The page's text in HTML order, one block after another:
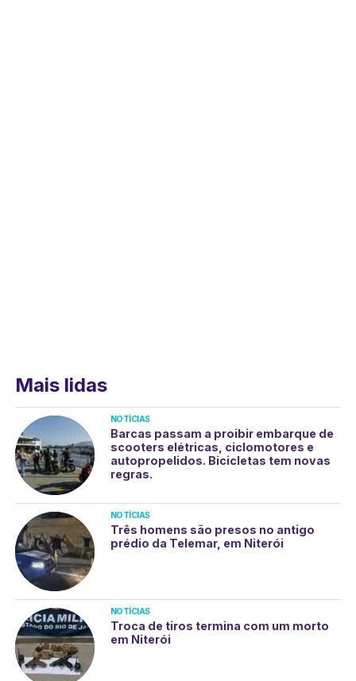
Mais lidas
NOTÍCIAS
Barcas passam a proibir embarque de
scooters elétricas, ciclomotores e
autopropelidos. Bicicletas tem novas
regras.
NOTÍCIAS
Três homens são presos no antigo
prédio da Telemar, em Niterói
NOTÍCIAS
Troca de tiros termina com um morto
em Niterói